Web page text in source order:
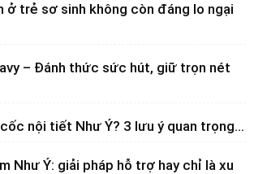
ở trẻ sơ sinh không còn đáng lo ngại
– Đánh thức sức hút, giữ trọn nét
nội tiết Như Ý? 3 lưu ý quan trọng...
Như Ý: giải pháp hỗ trợ hay chỉ là xu